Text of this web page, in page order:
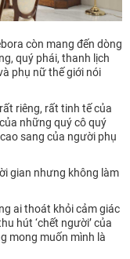
còn mang đến dòng
quý phái, thanh lịch
phụ nữ thế giới nói
riêng, rất tinh tế của
những quý cô quý
sang của người phụ
gian nhưng không làm
ai thoát khỏi cảm giác
hút ‘chết người’ của
mong muốn mình là